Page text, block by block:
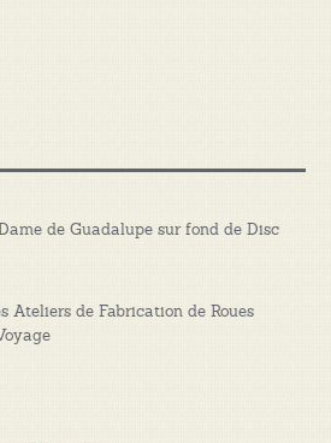
de Guadalupe sur fond de Disc
Ateliers de Fabrication de Roues